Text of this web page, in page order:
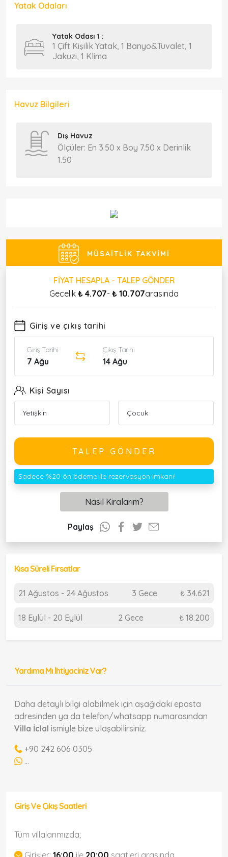
Yatak Odaları
Yatak Odası 1 :
1 Çift Kişilik Yatak, 1 Banyo&Tuvalet, 1
Jakuzi, 1 Klima
Havuz Bilgileri
Dış Havuz
Ölçüler: En 3.50 x Boy 7.50 x Derinlik
1.50
MÜSAITLIK TAKVIMI
FIYAT HESAPLA - TALEP GÖNDER
Gecelik ₺ 4.707- ₺ 10.707arasında
Giriş ve çıkış tarihi
Giriş Tarihi
7 Ağu
Çıkış Tarihi
14 Ağu
Kişi Sayısı
TALEP GÖNDER
Sadece %20 ön ödeme ile rezervasyon imkanı!
Nasıl Kiralarım?
Paylaş
Kısa Süreli Fırsatlar
21 Ağustos - 24 Ağustos 3 Gece ₺ 34.621
18 Eylül - 20 Eylül 2 Gece ₺ 18.200
Yardıma Mı İhtiyaciniz Var?
Daha detaylı bilgi alabilmek için aşağıdaki eposta
adresinden ya da telefon/whatsapp numarasından
Villa İclal ismiyle bize ulaşabilirsiniz.
+90 242 606 0305
...
Giriş Ve Çıkış Saatleri
Tüm villalarımızda;
Girişler: 16:00 ile 20:00 saatleri arasında,